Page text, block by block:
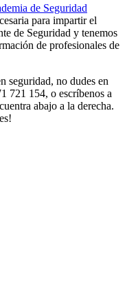
de Seguridad
para impartir el
de Seguridad y tenemos
de profesionales de
seguridad, no dudes en
721 154, o escríbenos a
abajo a la derecha.